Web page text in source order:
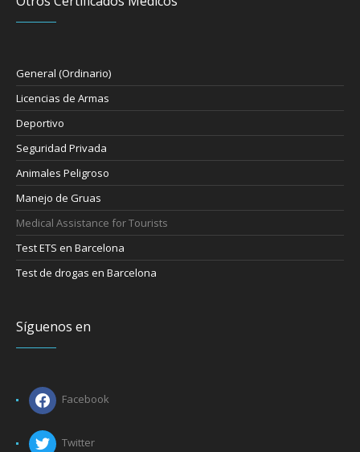
General (Ordinario)
Licencias de Armas
Deportivo
Seguridad Privada
Animales Peligroso
Manejo de Gruas
Medical Assistance for Tourists
Test ETS en Barcelona
Test de drogas en Barcelona
Síguenos en
Facebook
Twitter